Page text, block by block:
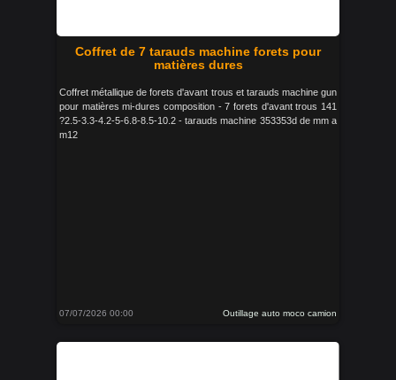
Coffret de 7 tarauds machine forets pour
matières dures
Coffret métallique de forets d'avant trous et tarauds machine gun
pour matières mi-dures composition - 7 forets d'avant trous 141
?2.5-3.3-4.2-5-6.8-8.5-10.2 - tarauds machine 353353d de mm a
m12
07/07/2026 00:00 Outillage auto moco camion